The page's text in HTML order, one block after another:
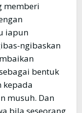
memberi
iapun
ngibaskan
bentuk
kepada
musuh. Dan